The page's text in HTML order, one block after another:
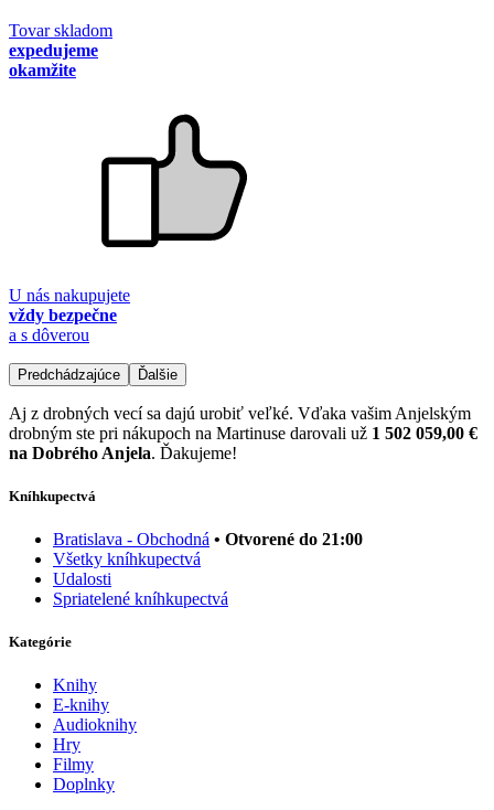
Tovar skladom
expedujeme
okamžite
U nás nakupujete
vždy bezpečne
a s dôverou
Predchádzajúce Ďalšie
Aj z drobných vecí sa dajú urobiť veľké. Vďaka vašim Anjelským
drobným ste pri nákupoch na Martinuse darovali už 1 502 059,00 €
na Dobrého Anjela. Ďakujeme!
Kníhkupectvá
Bratislava - Obchodná • Otvorené do 21:00
Všetky kníhkupectvá
Udalosti
Spriatelené kníhkupectvá
Kategórie
Knihy
E-knihy
Audioknihy
Hry
Filmy
Doplnky